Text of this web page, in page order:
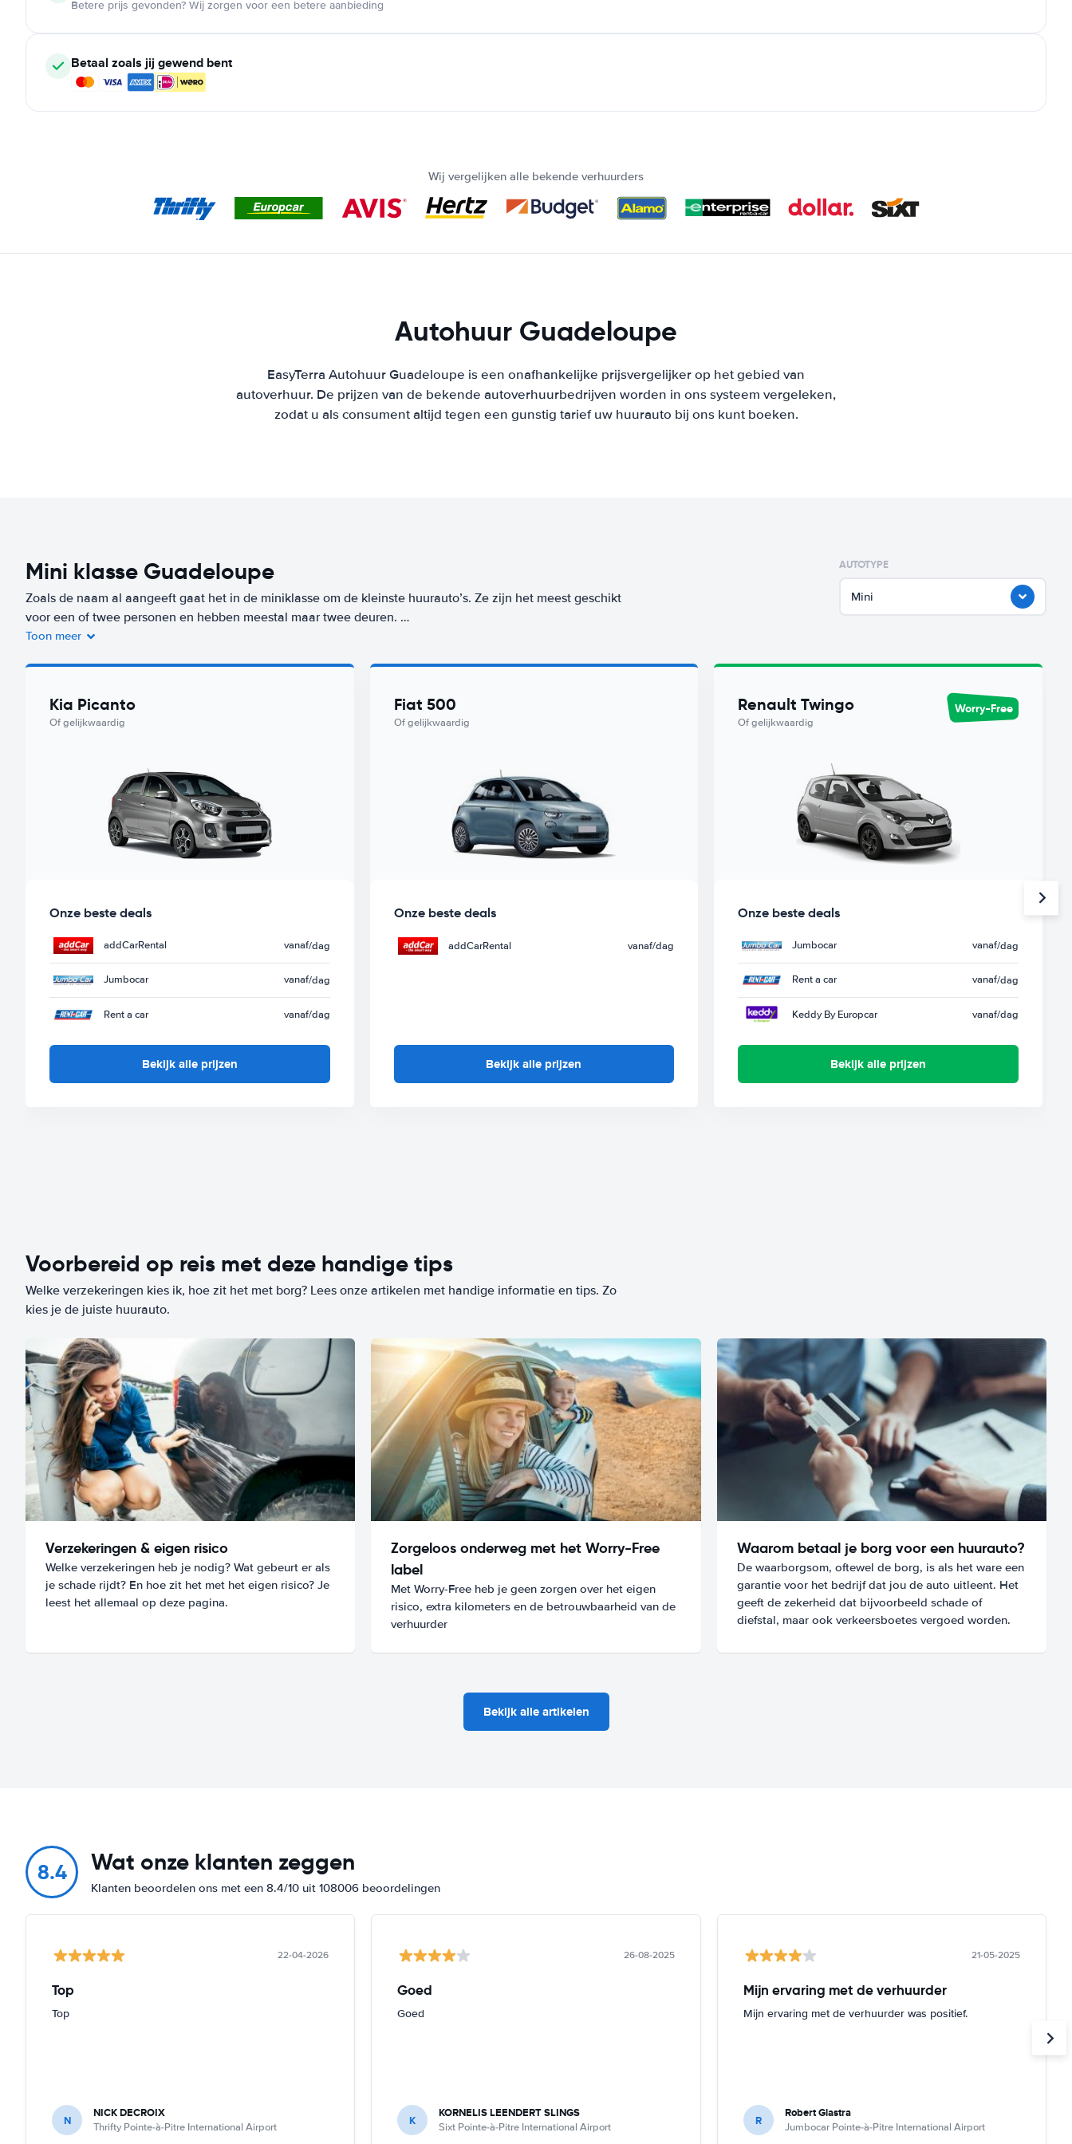
Betere prijs gevonden? Wij zorgen voor een betere aanbieding
Betaal zoals jij gewend bent
Wij vergelijken alle bekende verhuurders
Autohuur Guadeloupe
EasyTerra Autohuur Guadeloupe is een onafhankelijke prijsvergelijker op het gebied van
autoverhuur. De prijzen van de bekende autoverhuurbedrijven worden in ons systeem vergeleken,
zodat u als consument altijd tegen een gunstig tarief uw huurauto bij ons kunt boeken.
Mini klasse Guadeloupe
Zoals de naam al aangeeft gaat het in de miniklasse om de kleinste huurauto’s. Ze zijn het meest geschikt
voor een of twee personen en hebben meestal maar twee deuren.
ons Worry-Free label. De goedkoopste auto uit deze klasse met Worry-Free label huur je vanaf
Jumbocar.
Toon meer
AUTOTYPE
Mini
Kia Picanto
Of gelijkwaardig
Onze beste deals
addCarRental vanaf/dag
Jumbocar vanaf/dag
Rent a car vanaf/dag
Bekijk alle prijzen
Fiat 500
Of gelijkwaardig
Onze beste deals
addCarRental vanaf/dag
Bekijk alle prijzen
Renault Twingo
Of gelijkwaardig
Worry-Free
Onze beste deals
Jumbocar vanaf/dag
Rent a car vanaf/dag
Keddy By Europcar vanaf/dag
Bekijk alle prijzen
Voorbereid op reis met deze handige tips
Welke verzekeringen kies ik, hoe zit het met borg? Lees onze artikelen met handige informatie en tips. Zo
kies je de juiste huurauto.
Verzekeringen & eigen risico
Welke verzekeringen heb je nodig? Wat gebeurt er als
je schade rijdt? En hoe zit het met het eigen risico? Je
leest het allemaal op deze pagina.
Zorgeloos onderweg met het Worry-Free
label
Met Worry-Free heb je geen zorgen over het eigen
risico, extra kilometers en de betrouwbaarheid van de
verhuurder
Waarom betaal je borg voor een huurauto?
De waarborgsom, oftewel de borg, is als het ware een
garantie voor het bedrijf dat jou de auto uitleent. Het
geeft de zekerheid dat bijvoorbeeld schade of
diefstal, maar ook verkeersboetes vergoed worden.
Bekijk alle artikelen
8.4 Wat onze klanten zeggen
Klanten beoordelen ons met een 8.4/10 uit 108006 beoordelingen
22-04-2026
Top
Top
N NICK DECROIX
Thrifty Pointe-à-Pitre International Airport
26-08-2025
Goed
Goed
K KORNELIS LEENDERT SLINGS
Sixt Pointe-à-Pitre International Airport
21-05-2025
Mijn ervaring met de verhuurder
Mijn ervaring met de verhuurder was positief.
R Robert Glastra
Jumbocar Pointe-à-Pitre International Airport